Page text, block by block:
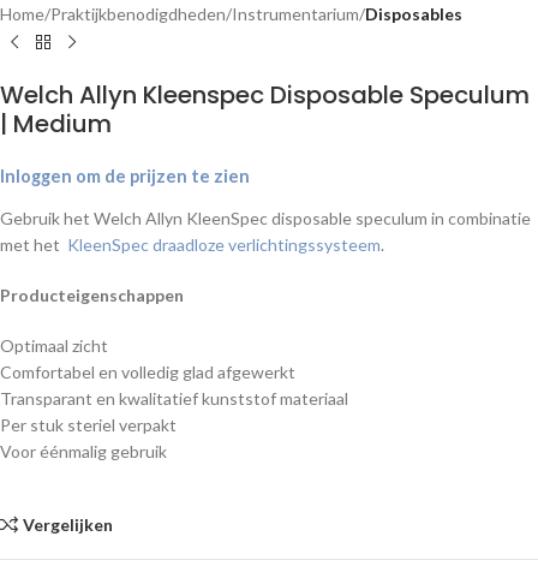
Home Praktijkbenodigdheden Instrumentarium Disposables
Welch Allyn Kleenspec Disposable Speculum
| Medium
Inloggen om de prijzen te zien
Gebruik het Welch Allyn KleenSpec disposable speculum in combinatie
met het KleenSpec draadloze verlichtingssysteem.
Producteigenschappen
Optimaal zicht
Comfortabel en volledig glad afgewerkt
Transparant en kwalitatief kunststof materiaal
Per stuk steriel verpakt
Voor éénmalig gebruik
Vergelijken